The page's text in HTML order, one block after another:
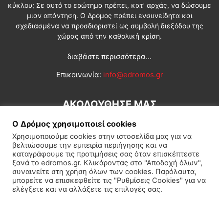
κύκλου; Σε αυτό το ερώτημα πρέπει, κατ’ αρχάς, να δώσουμε
μιαν απάντηση. Ο Δρόμος πρέπει ενσυνείδητα και
σχεδιασμένα να προσδιοριστεί ως συμβολή διεξόδου της
χώρας από την καθολική κρίση.
διαβάστε περισσότερα...
Επικοινωνία: info@edromos.gr
ΑΚΟΛΟΥΘΗΣΕ ΜΑΣ
Εγγραφή συνδρομητή Πολιτική Διεθνή Κοινωνία
Πολιτισμός Αφιερώματα
Ο Δρόμος χρησιμοποιεί cookies
Χρησιμοποιούμε cookies στην ιστοσελίδα μας για να
βελτιώσουμε την εμπειρία περιήγησης και να
καταγράφουμε τις προτιμήσεις σας όταν επισκέπτεστε
ξανά το edromos.gr. Κλικάροντας στο "Αποδοχή όλων",
συναινείτε στη χρήση όλων των cookies. Παρόλαυτα,
μπορείτε να επισκεφθείτε τις "Ρυθμίσεις Cookies" για να
ελέγξετε και να αλλάξετε τις επιλογές σας.